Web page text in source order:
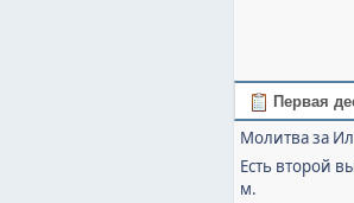
Первая
Молитва за
Есть второй
м.